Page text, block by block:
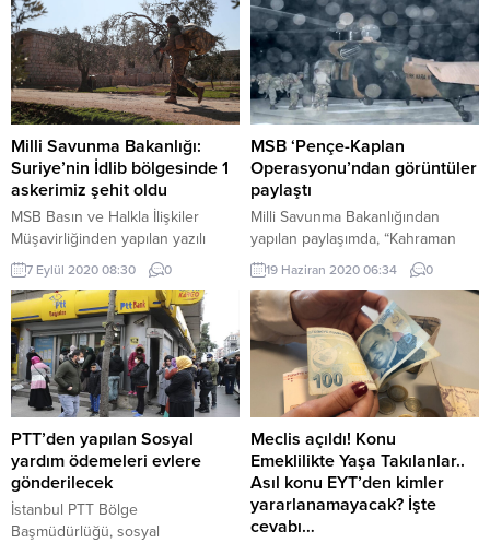
elini öpen CHP’nin yeni genel
başkanı Özgür Özel’e öfke seli
CHP’nin Kemal Kılıçdaroğlu
başkanlığında yaşadığı 13. seçim
yenilgisinin ardından partide
başlayan değişim rüzgarı,
yardımcısı ve sözcüsü Özgür
Özel’i karşısına rakip olarak
çıkardı. Çekişmeli geçen kurultay
yarışını Özgür Özel, ikinci turda
kazanarak 13...
Sistemi projesinin kavramsal
tasarım görsellerini paylaştı.
Baykar’ın sosyal medya
hesabından yapılan paylaşımda,
“Muharip İnsansız Uçak Sistemi
projemizin kavramsal tasarım
görsellerini ilk kez paylaşıyoruz.”
ifadeleri yer aldı. Baykar Teknik
Müdürü Selçuk Bayraktar ise
“Hedefimiz,...
Milli Savunma Bakanlığı:
Suriye’nin İdlib bölgesinde 1
askerimiz şehit oldu
MSB Basın ve Halkla İlişkiler
Müşavirliğinden yapılan yazılı
açıklamada, "bugün teröristlerce
yapılan silahlı saldırı sonucu
yaralanan bir askerin hastaneye
sevk edildiği ancak tüm
müdahalelere rağmen
kurtarılamayarak şehit olduğu"
belirtildi.
7 Eylül 2020 08:30 0
MSB ‘Pençe-Kaplan
Operasyonu’ndan görüntüler
paylaştı
Milli Savunma Bakanlığından
yapılan paylaşımda, “Kahraman
Komandolarımız teröristlerin
ininde! PençeKaplan Operasyonu
başarıyla devam ediyor.
19 Haziran 2020 06:34 0
PTT’den yapılan Sosyal
yardım ödemeleri evlere
gönderilecek
İstanbul PTT Bölge
Başmüdürlüğü, sosyal
Meclis açıldı! Konu
Emeklilikte Yaşa Takılanlar..
Asıl konu EYT’den kimler
yararlanamayacak? İşte
cevabı…